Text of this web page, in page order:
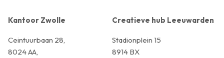
Kantoor Zwolle
Ceintuurbaan 28,
8024 AA,
Creatieve hub Leeuwarden
Stadionplein 15
8914 BX